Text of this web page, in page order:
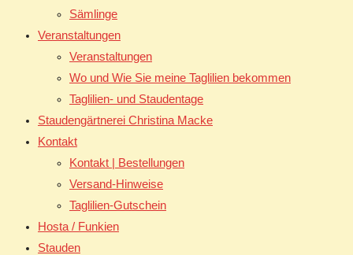
Sämlinge
Veranstaltungen
Veranstaltungen
Wo und Wie Sie meine Taglilien bekommen
Taglilien- und Staudentage
Staudengärtnerei Christina Macke
Kontakt
Kontakt | Bestellungen
Versand-Hinweise
Taglilien-Gutschein
Hosta / Funkien
Stauden